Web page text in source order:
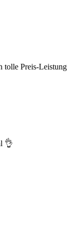
tolle Preis-Leistung
👌